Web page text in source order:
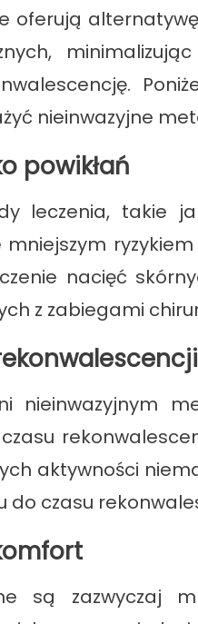
oferują
nieinwazyjne
powikłań
leczenia, takie
mniejszym
nacięć
z zabiegami
nieinwazyjnym
aktywności
do czasu
są zazwyczaj